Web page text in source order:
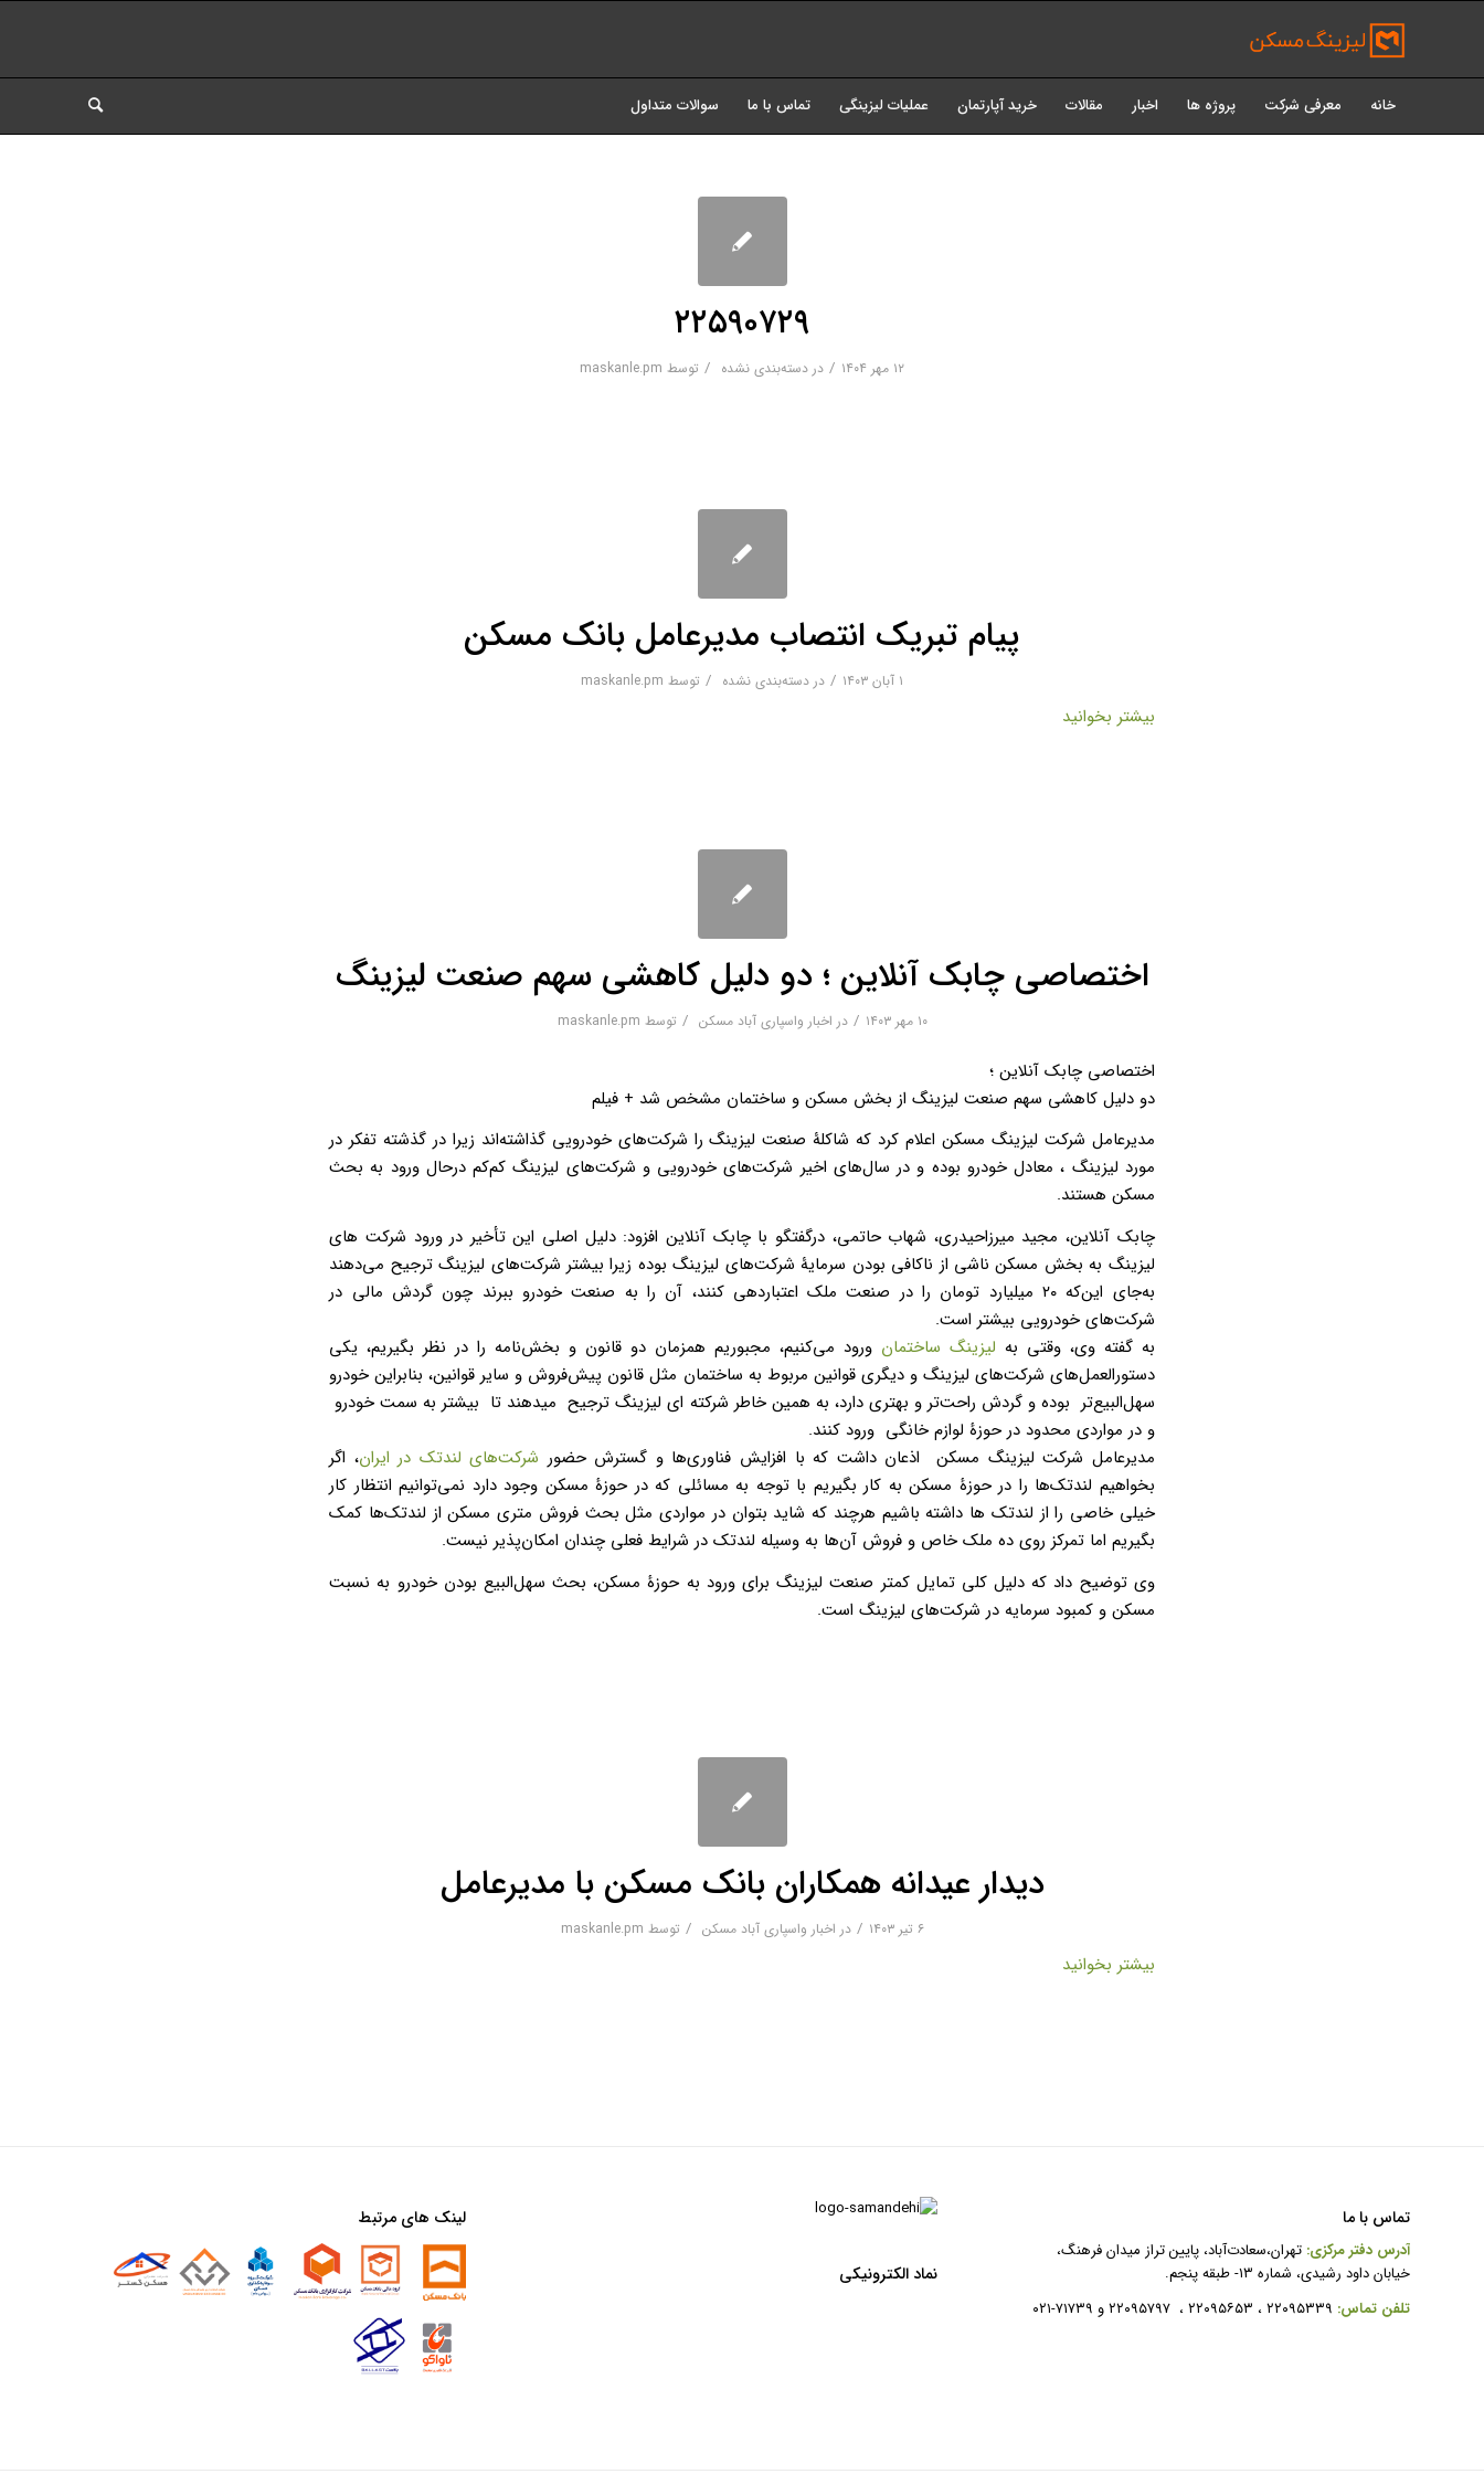
خانه معرفی شرکت پروژه ها اخبار مقالات خرید آپارتمان عملیات لیزینگی تماس با ما سوالات متداول
۲۲۵۹۰۷۲۹
۱۲ مهر ۱۴۰۴ / در دسته‌بندی نشده / توسط maskanle.pm
پیام تبریک انتصاب مدیرعامل بانک مسکن
۱ آبان ۱۴۰۳ / در دسته‌بندی نشده / توسط maskanle.pm
بیشتر بخوانید
اختصاصی چابک آنلاین ؛ دو دلیل کاهشی سهم صنعت لیزینگ
۱۰ مهر ۱۴۰۳ / در اخبار واسپاری آباد مسکن / توسط maskanle.pm
اختصاصی چابک آنلاین ؛
دو دلیل کاهشی سهم صنعت لیزینگ از بخش مسکن و ساختمان مشخص شد + فیلم
مدیرعامل شرکت لیزینگ مسکن اعلام کرد که شاکلۀ صنعت لیزینگ را شرکت‌های خودرویی گذاشته‌اند زیرا در گذشته تفکر در
مورد لیزینگ ، معادل خودرو بوده و در سال‌های اخیر شرکت‌های خودرویی و شرکت‌های لیزینگ کم‌کم درحال ورود به بحث
مسکن هستند.
چابک آنلاین، مجید میرزاحیدری، شهاب حاتمی، درگفتگو با چابک آنلاین افزود: دلیل اصلی این تأخیر در ورود شرکت های
لیزینگ به بخش مسکن ناشی از ناکافی بودن سرمایۀ شرکت‌های لیزینگ بوده زیرا بیشتر شرکت‌های لیزینگ ترجیح می‌دهند
به‌جای این‌که ۲۰ میلیارد تومان را در صنعت ملک اعتباردهی کنند، آن را به صنعت خودرو ببرند چون گردش مالی در
شرکت‌های خودرویی بیشتر است.
به گفته وی، وقتی به لیزینگ ساختمان ورود می‌کنیم، مجبوریم همزمان دو قانون و بخش‌نامه را در نظر بگیریم، یکی
دستورالعمل‌های شرکت‌های لیزینگ و دیگری قوانین مربوط به ساختمان مثل قانون پیش‌فروش و سایر قوانین، بنابراین خودرو
سهل‌البیع‌تر بوده و گردش راحت‌تر و بهتری دارد، به همین خاطر شرکته ای لیزینگ ترجیح میدهند تا بیشتر به سمت خودرو
و در مواردی محدود در حوزۀ لوازم خانگی ورود کنند.
مدیرعامل شرکت لیزینگ مسکن اذعان داشت که با افزایش فناوری‌ها و گسترش حضور شرکت‌های لندتک در ایران، اگر
بخواهیم لندتک‌ها را در حوزۀ مسکن به کار بگیریم با توجه به مسائلی که در حوزۀ مسکن وجود دارد نمی‌توانیم انتظار کار
خیلی خاصی را از لندتک ها داشته باشیم هرچند که شاید بتوان در مواردی مثل بحث فروش متری مسکن از لندتک‌ها کمک
بگیریم اما تمرکز روی ده ملک خاص و فروش آن‌ها به وسیله لندتک در شرایط فعلی چندان امکان‌پذیر نیست.
وی توضیح داد که دلیل کلی تمایل کمتر صنعت لیزینگ برای ورود به حوزۀ مسکن، بحث سهل‌البیع بودن خودرو به نسبت
مسکن و کمبود سرمایه در شرکت‌های لیزینگ است.
دیدار عیدانه همکاران بانک مسکن با مدیرعامل
۶ تیر ۱۴۰۳ / در اخبار واسپاری آباد مسکن / توسط maskanle.pm
بیشتر بخوانید
تماس با ما
آدرس دفتر مرکزی: تهران،سعادت‌آباد، پایین تراز میدان فرهنگ،
خیابان داود رشیدی، شماره ۱۳- طبقه پنجم.
تلفن تماس: ۲۲۰۹۵۳۳۹ ، ۲۲۰۹۵۶۵۳ ، ۲۲۰۹۵۷۹۷ و ۷۱۷۳۹-۰۲۱
نماد الکترونیکی
لینک های مرتبط